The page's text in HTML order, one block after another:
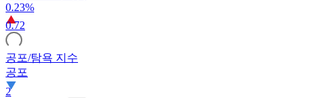
0.23%
0.72
공포/탐욕 지수
공포
2